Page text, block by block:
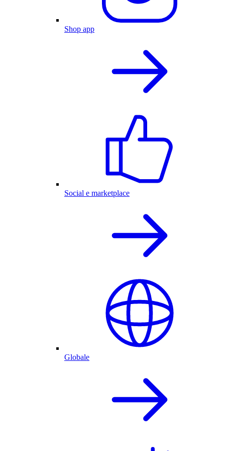
Shop app
Social e marketplace
Globale